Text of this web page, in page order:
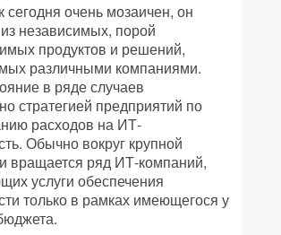
сегодня очень мозаичен, он
независимых, порой
продуктов и решений,
различными компаниями.
в ряде случаев
стратегией предприятий по
расходов на ИТ-
Обычно вокруг крупной
вращается ряд ИТ-компаний,
услуги обеспечения
только в рамках имеющегося у